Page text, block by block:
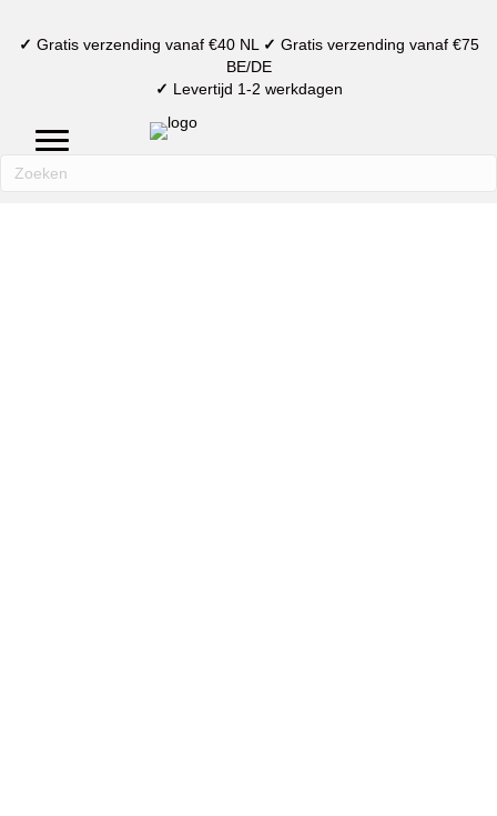
✓ Gratis verzending vanaf €40 NL ✓ Gratis verzending vanaf €75
BE/DE
✓ Levertijd 1-2 werkdagen